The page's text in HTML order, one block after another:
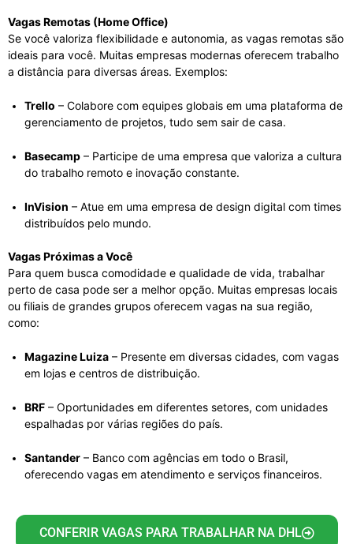
Vagas Remotas (Home Office)
Se você valoriza flexibilidade e autonomia, as vagas remotas são
ideais para você. Muitas empresas modernas oferecem trabalho
a distância para diversas áreas. Exemplos:
Trello – Colabore com equipes globais em uma plataforma de
gerenciamento de projetos, tudo sem sair de casa.
Basecamp – Participe de uma empresa que valoriza a cultura
do trabalho remoto e inovação constante.
InVision – Atue em uma empresa de design digital com times
distribuídos pelo mundo.
Vagas Próximas a Você
Para quem busca comodidade e qualidade de vida, trabalhar
perto de casa pode ser a melhor opção. Muitas empresas locais
ou filiais de grandes grupos oferecem vagas na sua região,
como:
Magazine Luiza – Presente em diversas cidades, com vagas
em lojas e centros de distribuição.
BRF – Oportunidades em diferentes setores, com unidades
espalhadas por várias regiões do país.
Santander – Banco com agências em todo o Brasil,
oferecendo vagas em atendimento e serviços financeiros.
CONFERIR VAGAS PARA TRABALHAR NA DHL